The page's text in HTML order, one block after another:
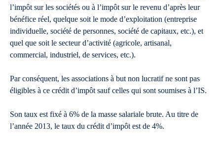
l’impôt sur les sociétés ou à l’impôt sur le revenu d’après leur
bénéfice réel, quelque soit le mode d’exploitation (entreprise
individuelle, société de personnes, société de capitaux, etc.), et
quel que soit le secteur d’activité (agricole, artisanal,
commercial, industriel, de services, etc.).
Par conséquent, les associations à but non lucratif ne sont pas
éligibles à ce crédit d’impôt sauf celles qui sont soumises à l’IS.
Son taux est fixé à 6% de la masse salariale brute. Au titre de
l’année 2013, le taux du crédit d’impôt est de 4%.